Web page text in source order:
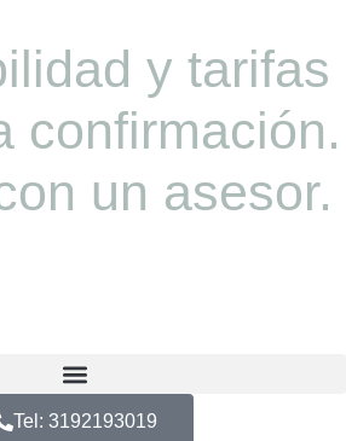
y tarifas
confirmación.
un asesor.
Tel: 3192193019